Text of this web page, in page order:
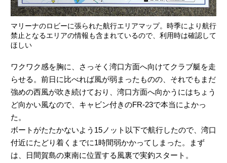
マリーナのロビーに張られた航行エリアマップ。時季により航行
禁止となるエリアの情報も含まれているので、利用時は確認して
ほしい
ワクワク感を胸に、さっそく湾口方面へ向けてクラブ艇を走
らせる。前日に比べれば風が弱まったものの、それでもまだ
強めの西風が吹き続けており、湾口方面へ向かうにはちょう
ど向かい風なので、キャビン付きのFR-23で本当によかっ
た。
ボートがたたかないよう15ノット以下で航行したので、湾口
付近にたどり着くまでに1時間弱かかってしまった。まず
は、日間賀島の東南に位置する風裏で実釣スタート。